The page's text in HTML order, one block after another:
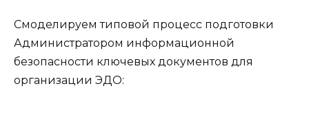
Смоделируем типовой процесс подготовки
Администратором информационной
безопасности ключевых документов для
организации ЭДО: